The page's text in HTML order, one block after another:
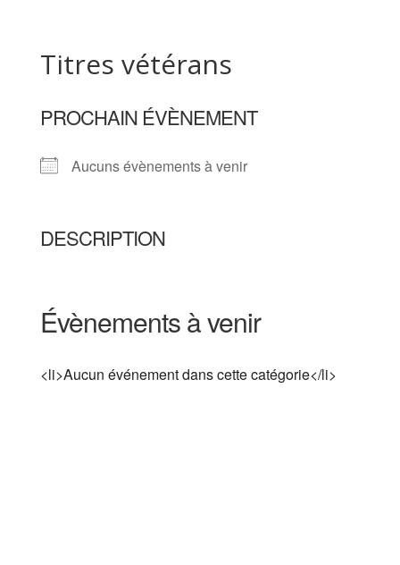
Titres vétérans
PROCHAIN ÉVÈNEMENT
Aucuns évènements à venir
DESCRIPTION
Évènements à venir
<li>Aucun événement dans cette catégorie</li>